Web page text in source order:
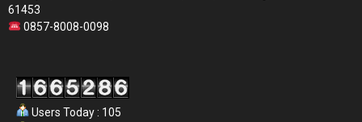
61453
0857-8008-0098
Users Today : 105